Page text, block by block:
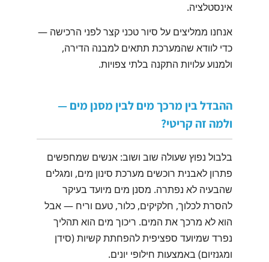
אינסטלציה.
אנחנו ממליצים על סיור טכני קצר לפני הרכישה —
כדי לוודא שהמערכת תתאים למבנה הדירה,
ולמנוע עלויות התקנה בלתי צפויות.
ההבדל בין מרכך מים לבין מסנן מים —
ולמה זה קריטי?
בלבול נפוץ שעולה שוב ושוב: אנשים שמחפשים
פתרון לאבנית רוכשים מערכת סינון מים, ומגלים
שהבעיה לא נפתרה. מסנן מים מיועד בעיקר
להסרת לכלוך, חלקיקים, כלור, טעם וריח — אבל
הוא לא מרכך את המים. ריכוך מים הוא תהליך
נפרד שמיועד ספציפית להפחתת קשיות (סידן
ומגנזיום) באמצעות חילופי יונים.